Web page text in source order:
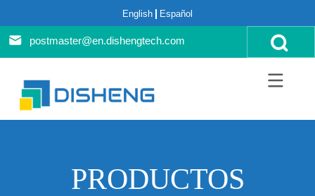
English Español
postmaster@en.dishengtech.com
PRODUCTOS